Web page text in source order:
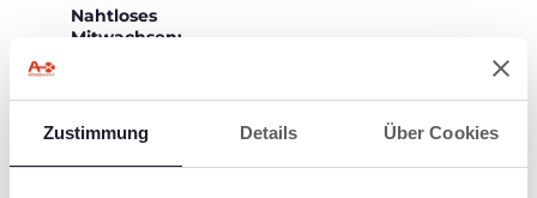
Zustimmung Details Über Cookies
Nahtloses
Mitwachsen:
einfach dieselbe Basis
weiter und klicken den
FullSeat 360 auf.
Dieser wächst mit